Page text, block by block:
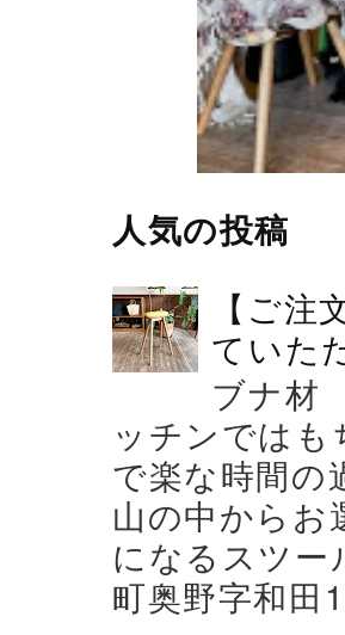
人気の投稿
【ご
ていた
ブナ材
ッチンでは
で楽な時間の
山の中から
になるスツー
町奥野字和